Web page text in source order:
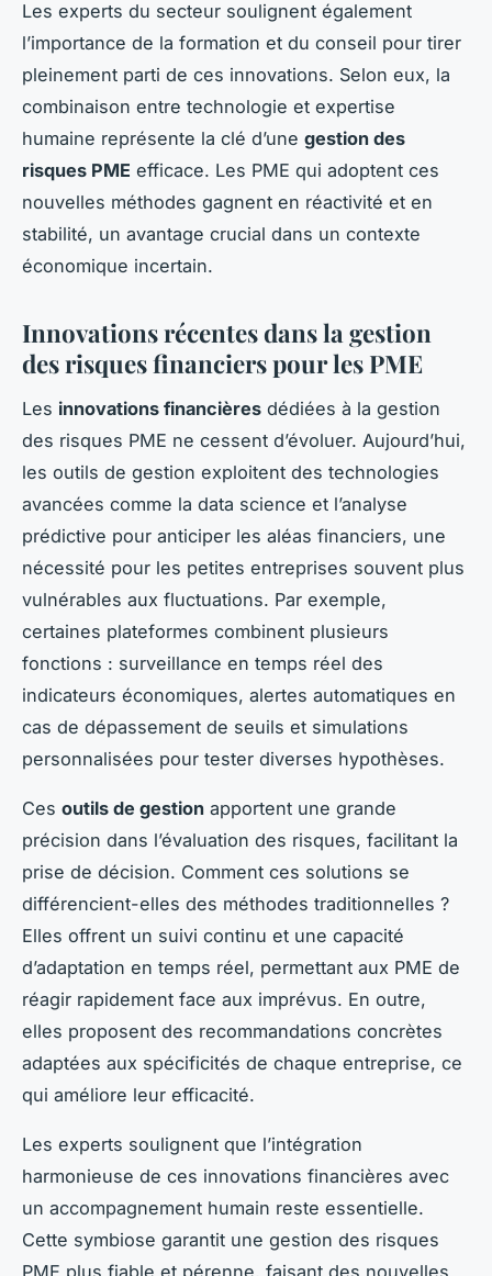
Les experts du secteur soulignent également
l’importance de la formation et du conseil pour tirer
pleinement parti de ces innovations. Selon eux, la
combinaison entre technologie et expertise
humaine représente la clé d’une gestion des
risques PME efficace. Les PME qui adoptent ces
nouvelles méthodes gagnent en réactivité et en
stabilité, un avantage crucial dans un contexte
économique incertain.
Innovations récentes dans la gestion
des risques financiers pour les PME
Les innovations financières dédiées à la gestion
des risques PME ne cessent d’évoluer. Aujourd’hui,
les outils de gestion exploitent des technologies
avancées comme la data science et l’analyse
prédictive pour anticiper les aléas financiers, une
nécessité pour les petites entreprises souvent plus
vulnérables aux fluctuations. Par exemple,
certaines plateformes combinent plusieurs
fonctions : surveillance en temps réel des
indicateurs économiques, alertes automatiques en
cas de dépassement de seuils et simulations
personnalisées pour tester diverses hypothèses.
Ces outils de gestion apportent une grande
précision dans l’évaluation des risques, facilitant la
prise de décision. Comment ces solutions se
différencient-elles des méthodes traditionnelles ?
Elles offrent un suivi continu et une capacité
d’adaptation en temps réel, permettant aux PME de
réagir rapidement face aux imprévus. En outre,
elles proposent des recommandations concrètes
adaptées aux spécificités de chaque entreprise, ce
qui améliore leur efficacité.
Les experts soulignent que l’intégration
harmonieuse de ces innovations financières avec
un accompagnement humain reste essentielle.
Cette symbiose garantit une gestion des risques
PME plus fiable et pérenne, faisant des nouvelles